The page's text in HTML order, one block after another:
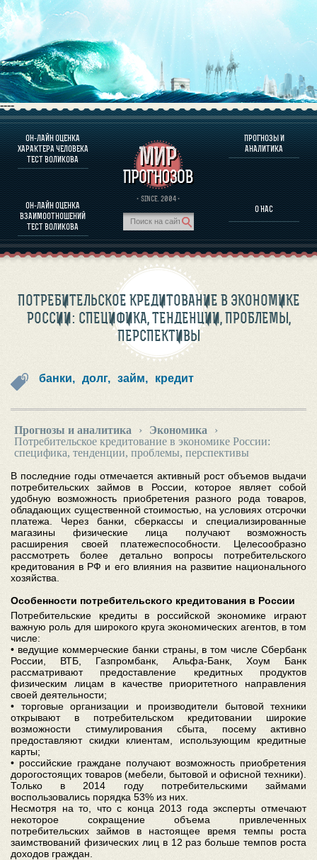
----
ОН-ЛАЙН ОЦЕНКА
ХАРАКТЕРА ЧЕЛОВЕКА
ТЕСТ ВОЛИКОВА
ОН-ЛАЙН ОЦЕНКА
ВЗАИМООТНОШЕНИЙ
ТЕСТ ВОЛИКОВА
· SINCE. 2004 ·
ПРОГНОЗЫ И
АНАЛИТИКА
О НАС
О ПРОГРАММЕ
ОЦЕНКА ХАРАКТЕРA ЧЕЛОВЕКА
ОЦЕНКА ХАРАКТЕРА ВЫДАЮЩИХСЯ ЛИЧНОСТЕЙ
О ПРОГРАММЕ
ПРОГНОЗЫ И АНАЛИТИКА
ПОТРЕБИТЕЛЬСКОЕ КРЕДИТОВАНИЕ В ЭКОНОМИКЕ
РОССИИ: СПЕЦИФИКА, ТЕНДЕНЦИИ, ПРОБЛЕМЫ,
ПЕРСПЕКТИВЫ
банки, долг, займ, кредит
Прогнозы и аналитика › Экономика
›
Потребительское кредитование в экономике России:
специфика, тенденции, проблемы, перспективы
В последние годы отмечается активный рост объемов выдачи
потребительских займов в России, которое являет собой
удобную возможность приобретения разного рода товаров,
обладающих существенной стоимостью, на условиях отсрочки
платежа. Через банки, сберкассы и специализированные
магазины физические лица получают возможность
расширения своей платежеспособности. Целесообразно
рассмотреть более детально вопросы потребительского
кредитования в РФ и его влияния на развитие национального
хозяйства.
Особенности потребительского кредитования в России
Потребительские кредиты в российской экономике играют
важную роль для широкого круга экономических агентов, в том
числе:
• ведущие коммерческие банки страны, в том числе Сбербанк
России, ВТБ, Газпромбанк, Альфа-Банк, Хоум Банк
рассматривают предоставление кредитных продуктов
физическим лицам в качестве приоритетного направления
своей деятельности;
• торговые организации и производители бытовой техники
открывают в потребительском кредитовании широкие
возможности стимулирования сбыта, посему активно
предоставляют скидки клиентам, использующим кредитные
карты;
• российские граждане получают возможность приобретения
дорогостоящих товаров (мебели, бытовой и офисной техники).
Только в 2014 году потребительскими займами
воспользовались порядка 53% из них.
Несмотря на то, что с конца 2013 года эксперты отмечают
некоторое сокращение объема привлеченных
потребительских займов в настоящее время темпы роста
заимствований физических лиц в 12 раз больше темпов роста
доходов граждан.